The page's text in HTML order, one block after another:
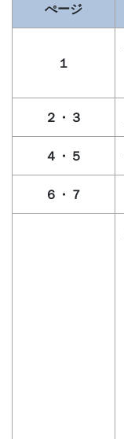
ぺージ
１
２・３
４・５
６・７